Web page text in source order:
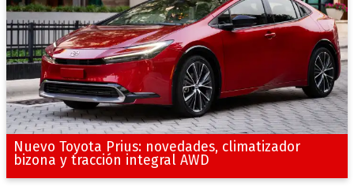
Nuevo Toyota Prius: novedades, climatizador
bizona y tracción integral AWD